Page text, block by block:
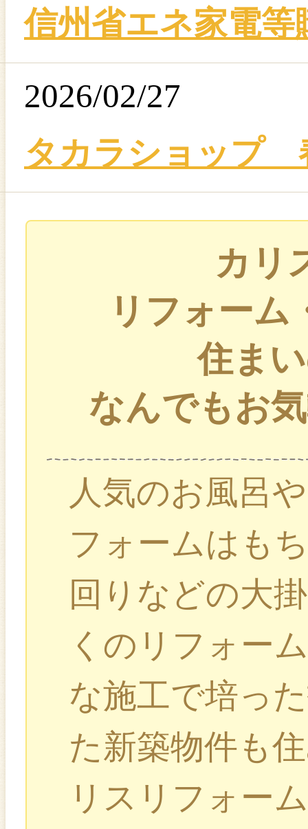
信州省エネ家電
2026/02/27
タカラショップ
カリ
リフォーム
住ま
なんでもお
人気のお風呂
フォームはも
回りなどの大
くのリフォー
な施工で培っ
た新築物件も
リスリフォー